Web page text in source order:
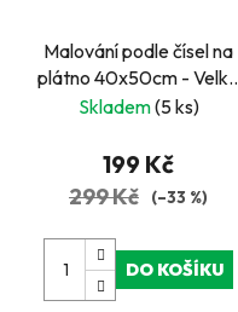
Malování podle čísel na
plátno 40x50cm - Velké
kočky, lev a gepard
Skladem(5 ks)
199 Kč
299 Kč (–33 %)
DO KOŠÍKU